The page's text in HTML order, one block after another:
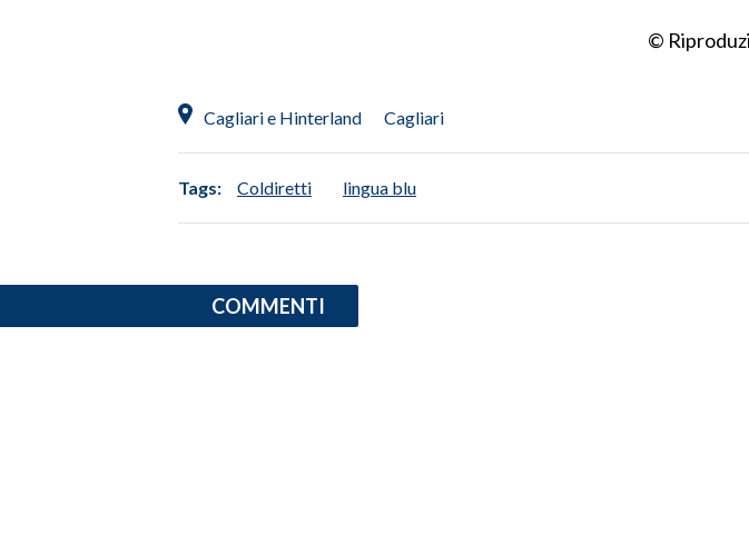
©
Cagliari e Hinterland Cagliari
Tags: Coldiretti lingua blu
COMMENTI